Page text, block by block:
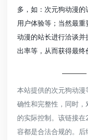
多，如：次元狗动漫的
用户体验等；当然最
动漫的站长进行洽谈
出率等，从而获得最终
本站提供的次元狗动
确性和完整性，同时
的实际控制。该链接
容都是合法合规的。